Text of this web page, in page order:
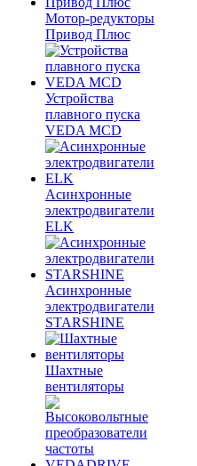
Мотор-редукторы
Привод Плюс
Устройства
плавного пуска
VEDA MCD
Асинхронные
электродвигатели
ELK
Асинхронные
электродвигатели
STARSHINE
Шахтные
вентиляторы